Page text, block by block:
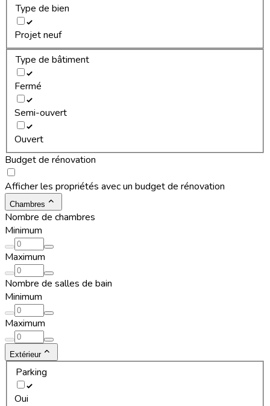
Type de bien
Projet neuf
Type de bâtiment
Fermé
Semi-ouvert
Ouvert
Budget de rénovation
Afficher les propriétés avec un budget de rénovation
Chambres
Nombre de chambres
Minimum
Maximum
Nombre de salles de bain
Minimum
Maximum
Extérieur
Parking
Oui